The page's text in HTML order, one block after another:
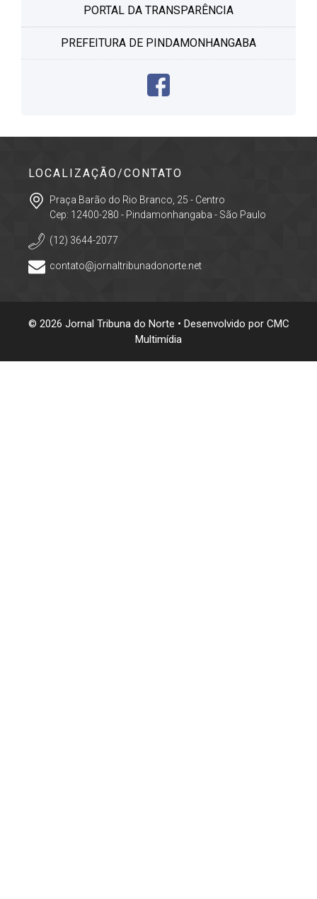
PORTAL DA TRANSPARÊNCIA
PREFEITURA DE PINDAMONHANGABA
LOCALIZAÇÃO/CONTATO
Praça Barão do Rio Branco, 25 - Centro
Cep: 12400-280 - Pindamonhangaba - São Paulo
(12) 3644-2077
contato@jornaltribunadonorte.net
© 2026 Jornal Tribuna do Norte • Desenvolvido por CMC
Multimídia